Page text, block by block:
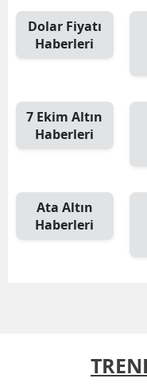
Dolar Fiyatı
Haberleri
7 Ekim Altın
Haberleri
Ata Altın
Haberleri